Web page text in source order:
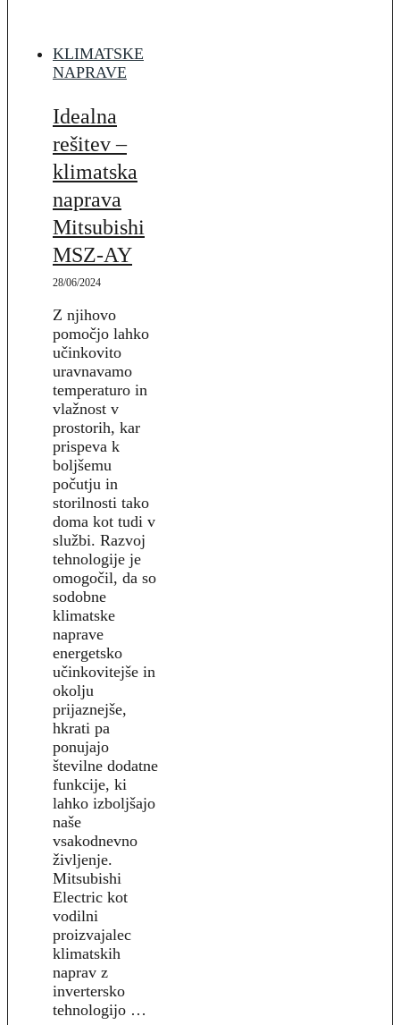
KLIMATSKE
NAPRAVE
Idealna
rešitev –
klimatska
naprava
Mitsubishi
MSZ-AY
28/06/2024
Z njihovo
pomočjo lahko
učinkovito
uravnavamo
temperaturo in
vlažnost v
prostorih, kar
prispeva k
boljšemu
počutju in
storilnosti tako
doma kot tudi v
službi. Razvoj
tehnologije je
omogočil, da so
sodobne
klimatske
naprave
energetsko
učinkovitejše in
okolju
prijaznejše,
hkrati pa
ponujajo
številne dodatne
funkcije, ki
lahko izboljšajo
naše
vsakodnevno
življenje.
Mitsubishi
Electric kot
vodilni
proizvajalec
klimatskih
naprav z
invertersko
tehnologijo …